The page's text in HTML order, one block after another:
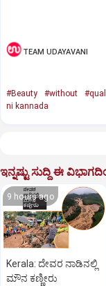
TEAM UDAYAVANI
#Beauty #without
ni kannada
ಇನ್ನಷ್ಟು ಸುದ್ದಿ ಈ
9 hours ago
Kerala: ದೇವರ ನಾಡಿನಲ್ಲಿ
ಮೌನ ಕಣ್ಣೀರು